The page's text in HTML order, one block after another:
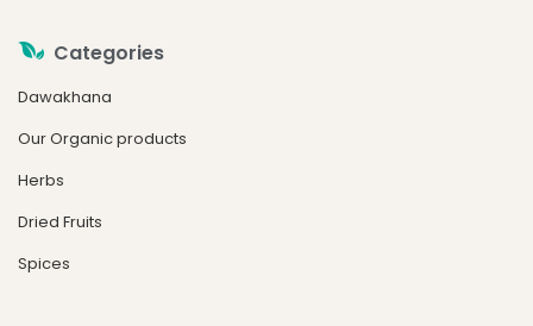
Categories
Dawakhana
Our Organic products
Herbs
Dried Fruits
Spices